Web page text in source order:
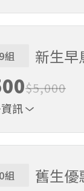
、練習衣各1件 &
組 新生早
$5,000
訊
、練習衣各1件 &
組 舊生優